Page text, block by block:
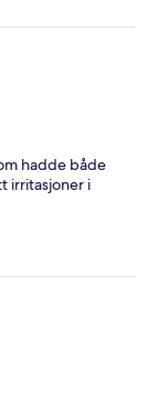
hadde både
irritasjoner i